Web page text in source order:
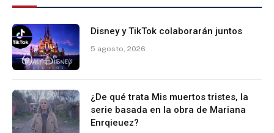
Disney y TikTok colaborarán juntos
5 agosto, 2026
¿De qué trata Mis muertos tristes, la
serie basada en la obra de Mariana
Enrqieuez?